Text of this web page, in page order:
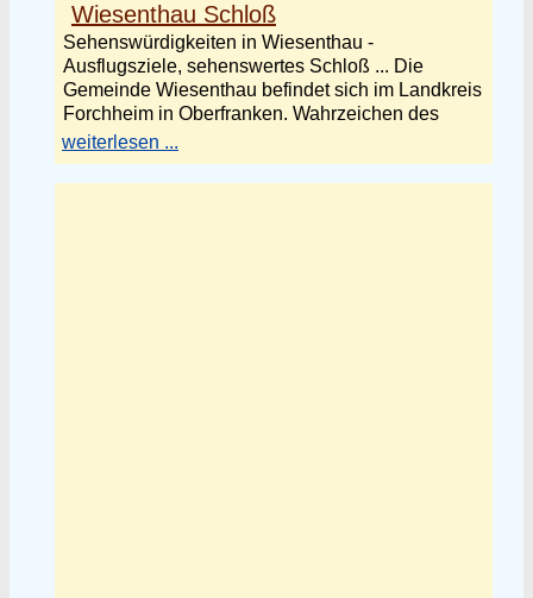
Wiesenthau Schloß
Sehenswürdigkeiten in Wiesenthau -
Ausflugsziele, sehenswertes Schloß ... Die
Gemeinde Wiesenthau befindet sich im Landkreis
Forchheim in Oberfranken. Wahrzeichen des
weiterlesen ...